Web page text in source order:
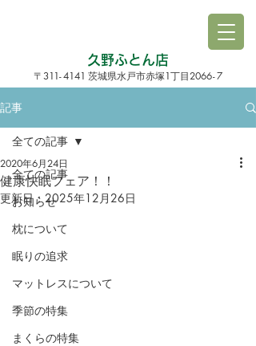
久野ふとん店
〒311-4141 茨城県水戸市赤塚1丁目2066-7
記事
全ての記事
お知らせ
枕について
眠りの追求
マットレスについて
季節の特集
まくらの特集
全ての記事
健康快眠フェア！！
2020年6月24日
更新日：2025年12月26日